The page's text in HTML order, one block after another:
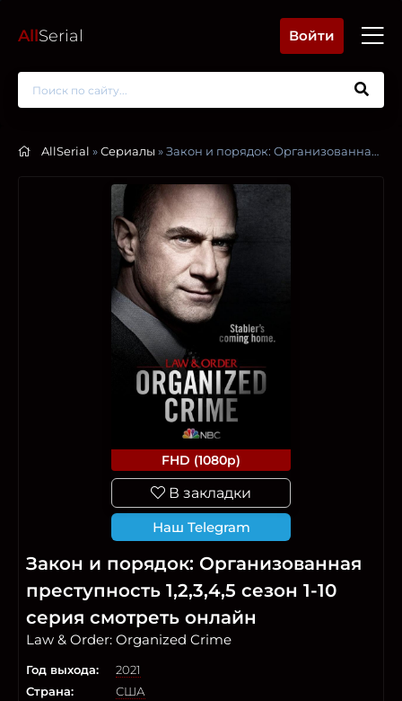
AllSerial Войти
AllSerial »Сериалы » Закон и порядок: Организованная преступность
FHD (1080p)
В закладки
Наш Telegram
Закон и порядок: Организованная
преступность 1,2,3,4,5 сезон 1-10
серия смотреть онлайн
Law & Order: Organized Crime
Год выхода:
2021
Страна:
США